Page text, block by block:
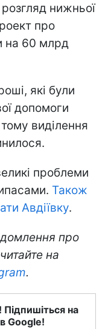
нижньої
про
на 60 млрд
які були
допомоги
виділення
проблеми
Також
Авдіївку.
про
на
.
Підпишіться на
Google!